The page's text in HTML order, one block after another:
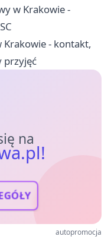
w Krakowie -
Krakowie - kontakt,
przyjęć
na
autopromocja